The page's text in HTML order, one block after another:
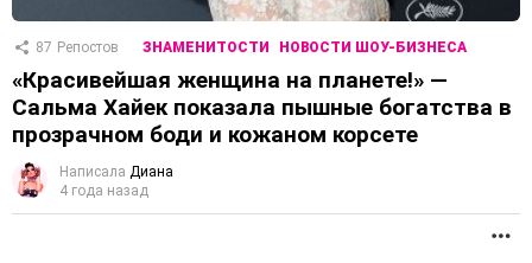
87 Репостов ЗНАМЕНИТОСТИ НОВОСТИ ШОУ-БИЗНЕСА
«Красивейшая женщина на планете!» —
Сальма Хайек показала пышные богатства в
прозрачном боди и кожаном корсете
Написала Диана
4 года назад